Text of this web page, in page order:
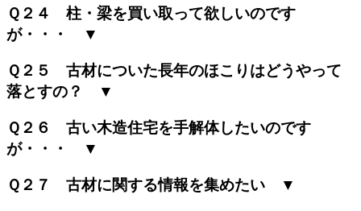
Ｑ２４ 柱・梁を買い取って欲しいのです
が・・・ ▼
Ｑ２５ 古材についた長年のほこりはどうやって
落とすの？ ▼
Ｑ２６ 古い木造住宅を手解体したいのです
が・・・ ▼
Ｑ２７ 古材に関する情報を集めたい ▼